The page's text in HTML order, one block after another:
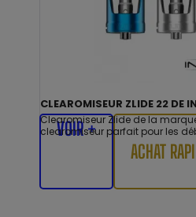
CLEAROMISEUR ZLIDE 22 DE
Clearomiseur Zlide de la
clearomiseur parfait pour les
VOIR +
ACHAT